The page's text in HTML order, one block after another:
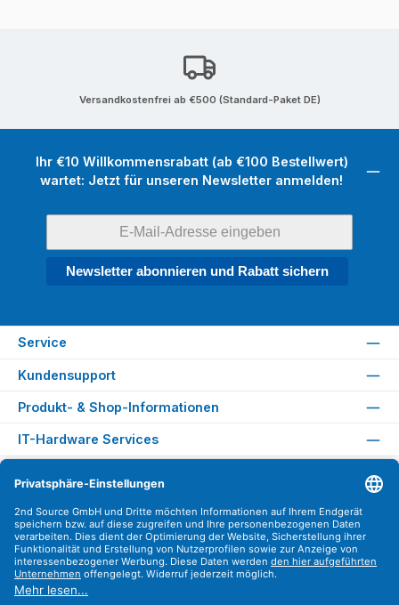
Versandkostenfrei ab €500 (Standard-Paket DE)
Ihr €10 Willkommensrabatt (ab €100 Bestellwert)
wartet: Jetzt für unseren Newsletter anmelden!
Newsletter abonnieren und Rabatt sichern
Service
Kundensupport
Produkt- & Shop-Informationen
IT-Hardware Services
Versandarten
Zahlungsarten
Sicher Einkaufen
Find us on